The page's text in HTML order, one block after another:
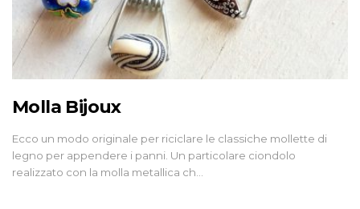
Molla Bijoux
Ecco un modo originale per riciclare le classiche mollette di
legno per appendere i panni. Un particolare ciondolo
realizzato con la molla metallica ch…